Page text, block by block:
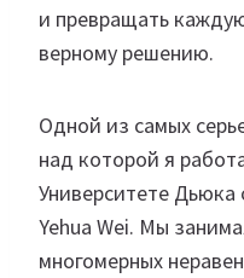
и превращать
верному решению.
Одной из самых
над которой я
Университете Дьюка
Yehua Wei. Мы
многомерных